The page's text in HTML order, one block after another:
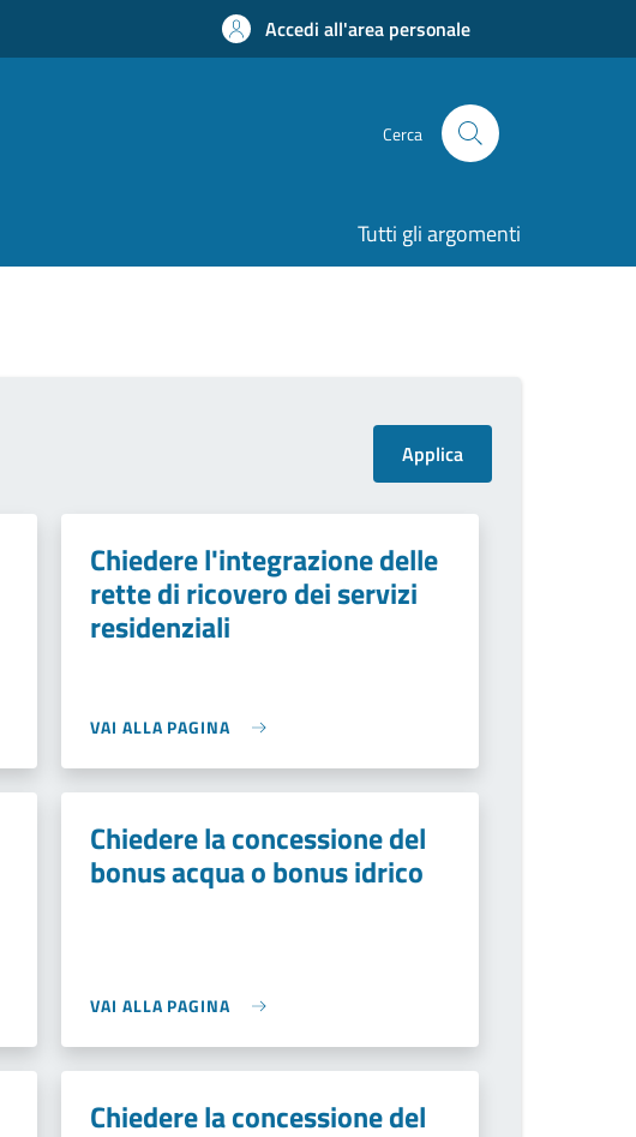
Accedi all'area personale
Cerca
Tutti gli argomenti
Chiedere l'integrazione delle
rette di ricovero dei servizi
residenziali
VAI ALLA PAGINA
Chiedere la concessione del
bonus acqua o bonus idrico
VAI ALLA PAGINA
Chiedere la concessione del